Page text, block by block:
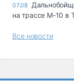
07.08
на трассе М-10 в
Все новости